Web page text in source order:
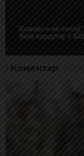
Ховався на
біля кордону з
Коментар